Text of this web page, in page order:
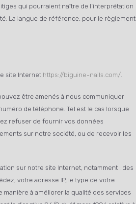
qui pourraient naître de l’interprétation
La langue de référence, pour le règlement
site Internet https://biguine-nails.com/
être amenés à nous communiquer
de téléphone. Tel est le cas lorsque
refuser de fournir vos données
sur notre société, ou de recevoir les
sur notre site Internet, notamment : des
votre adresse IP, le type de votre
à améliorer la qualité des services